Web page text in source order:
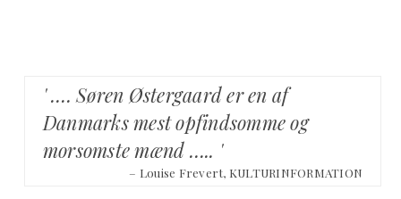
' …. Søren Østergaard er en af
Danmarks mest opfindsomme og
morsomste mænd ….. '
– Louise Frevert, KULTURINFORMATION